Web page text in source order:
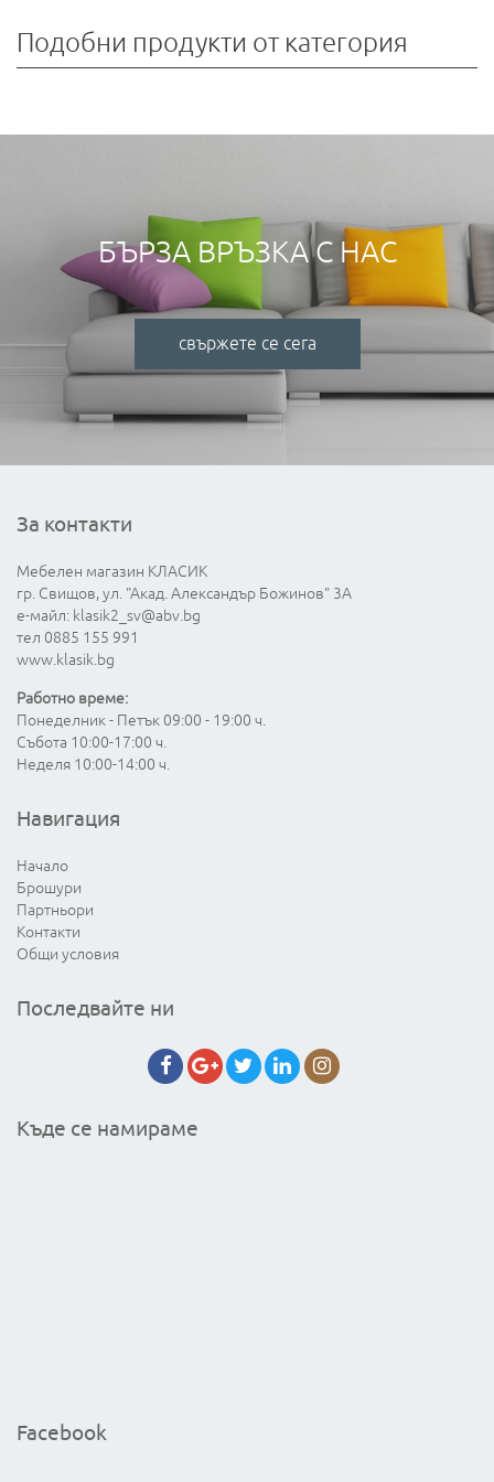
Подобни продукти от категория
БЪРЗА ВРЪЗКА С НАС
свържете се сега
За контакти
Мебелен магазин КЛАСИК
гр. Свищов, ул. "Акад. Александър Божинов" 3А
е-майл: klasik2_sv@abv.bg
тел 0885 155 991
www.klasik.bg
Работно време:
Понеделник - Петък 09:00 - 19:00 ч.
Събота 10:00-17:00 ч.
Неделя 10:00-14:00 ч.
Навигация
Начало
Брошури
Партньори
Контакти
Общи условия
Последвайте ни
Къде се намираме
Facebook